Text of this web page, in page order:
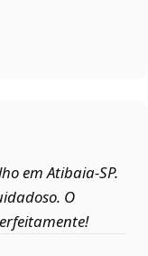
em Atibaia‑SP.
O